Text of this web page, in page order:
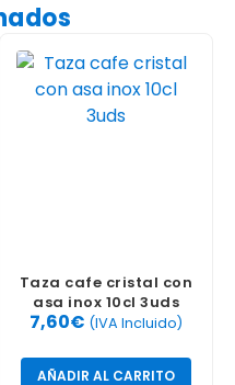
Taza cafe cristal con
asa inox 10cl 3uds
7,60€ (IVA Incluido)
AÑADIR AL CARRITO